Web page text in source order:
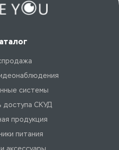
системы
доступа СКУД
продукция
питания